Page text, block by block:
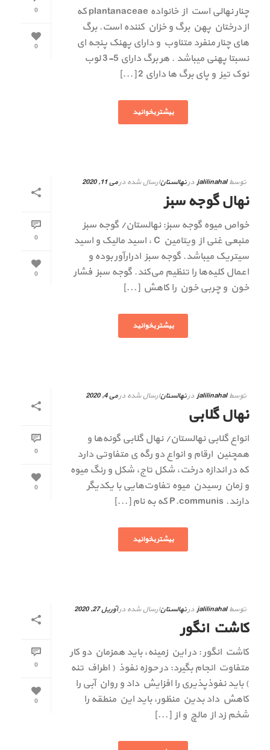
0
0
چنار نهالی است از خانواده plantanaceae که
از درختان پهن برگ و خزان کننده است. برگ
های چنار منفرد متناوب و دارای پهنک پنجه ای
نسبتا پهنی میباشد . هر برگ دارای 5-3 لوب
نوک تیز و پای برگ ها دارای 2 [...]
بیشتر بخوانید
0
0
توسطjalilinahal درنهالستانارسال شده درمی 11, 2020
نهال گوجه سبز
خواص میوه گوجه سبز: نهالستان/ گوجه سبز
منبعی غنی از ویتامین C ، اسید مالیک و اسید
سیتریک میباشد. گوجه سبز ادرارآور بوده و
اعمال کلیه‌ها را تنظیم می‌کند. گوجه سبز فشار
خون و چربی خون را کاهش [...]
بیشتر بخوانید
0
0
توسطjalilinahal درنهالستانارسال شده درمی 4, 2020
نهال گلابی
انواع گلابی نهالستان/ نهال گلابی گونه‌ها و
همچنین ارقام و انواع دو رگه ی متفاوتی دارد
که در اندازه درخت، شکل تاج، شکل و رنگ میوه
و زمان رسیدن میوه تفاوت‌هایی با یکدیگر
دارند. P.communis که به نام [...]
بیشتر بخوانید
0
0
توسطjalilinahal درنهالستانارسال شده درآوریل 27, 2020
کاشت انگور
کاشت انگور : در این زمینه، باید همزمان دو کار
متفاوت انجام بگیرد: در حوزه نفوذ ( اطراف تنه
) باید نفوذپذیری را افزایش داد و روان آبی را
کاهش داد بدین منظور، باید این منطقه را
شخم زد از مالچ و از [...]